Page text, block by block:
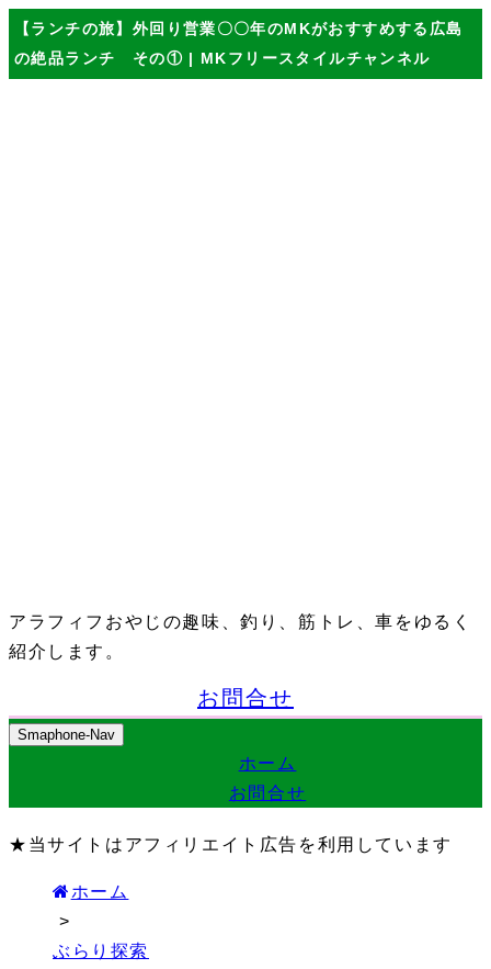
【ランチの旅】外回り営業〇〇年のMKがおすすめする広島
の絶品ランチ その① | MKフリースタイルチャンネル
アラフィフおやじの趣味、釣り、筋トレ、車をゆるく
紹介します。
お問合せ
Smaphone-Nav
ホーム
お問合せ
★当サイトはアフィリエイト広告を利用しています
ホーム
>
ぶらり探索